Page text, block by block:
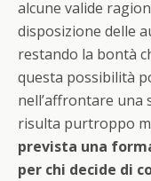
alcune valide
disposizione delle
restando la bontà
questa possibilità
nell’affrontare una
risulta purtroppo
prevista una
per chi decide di